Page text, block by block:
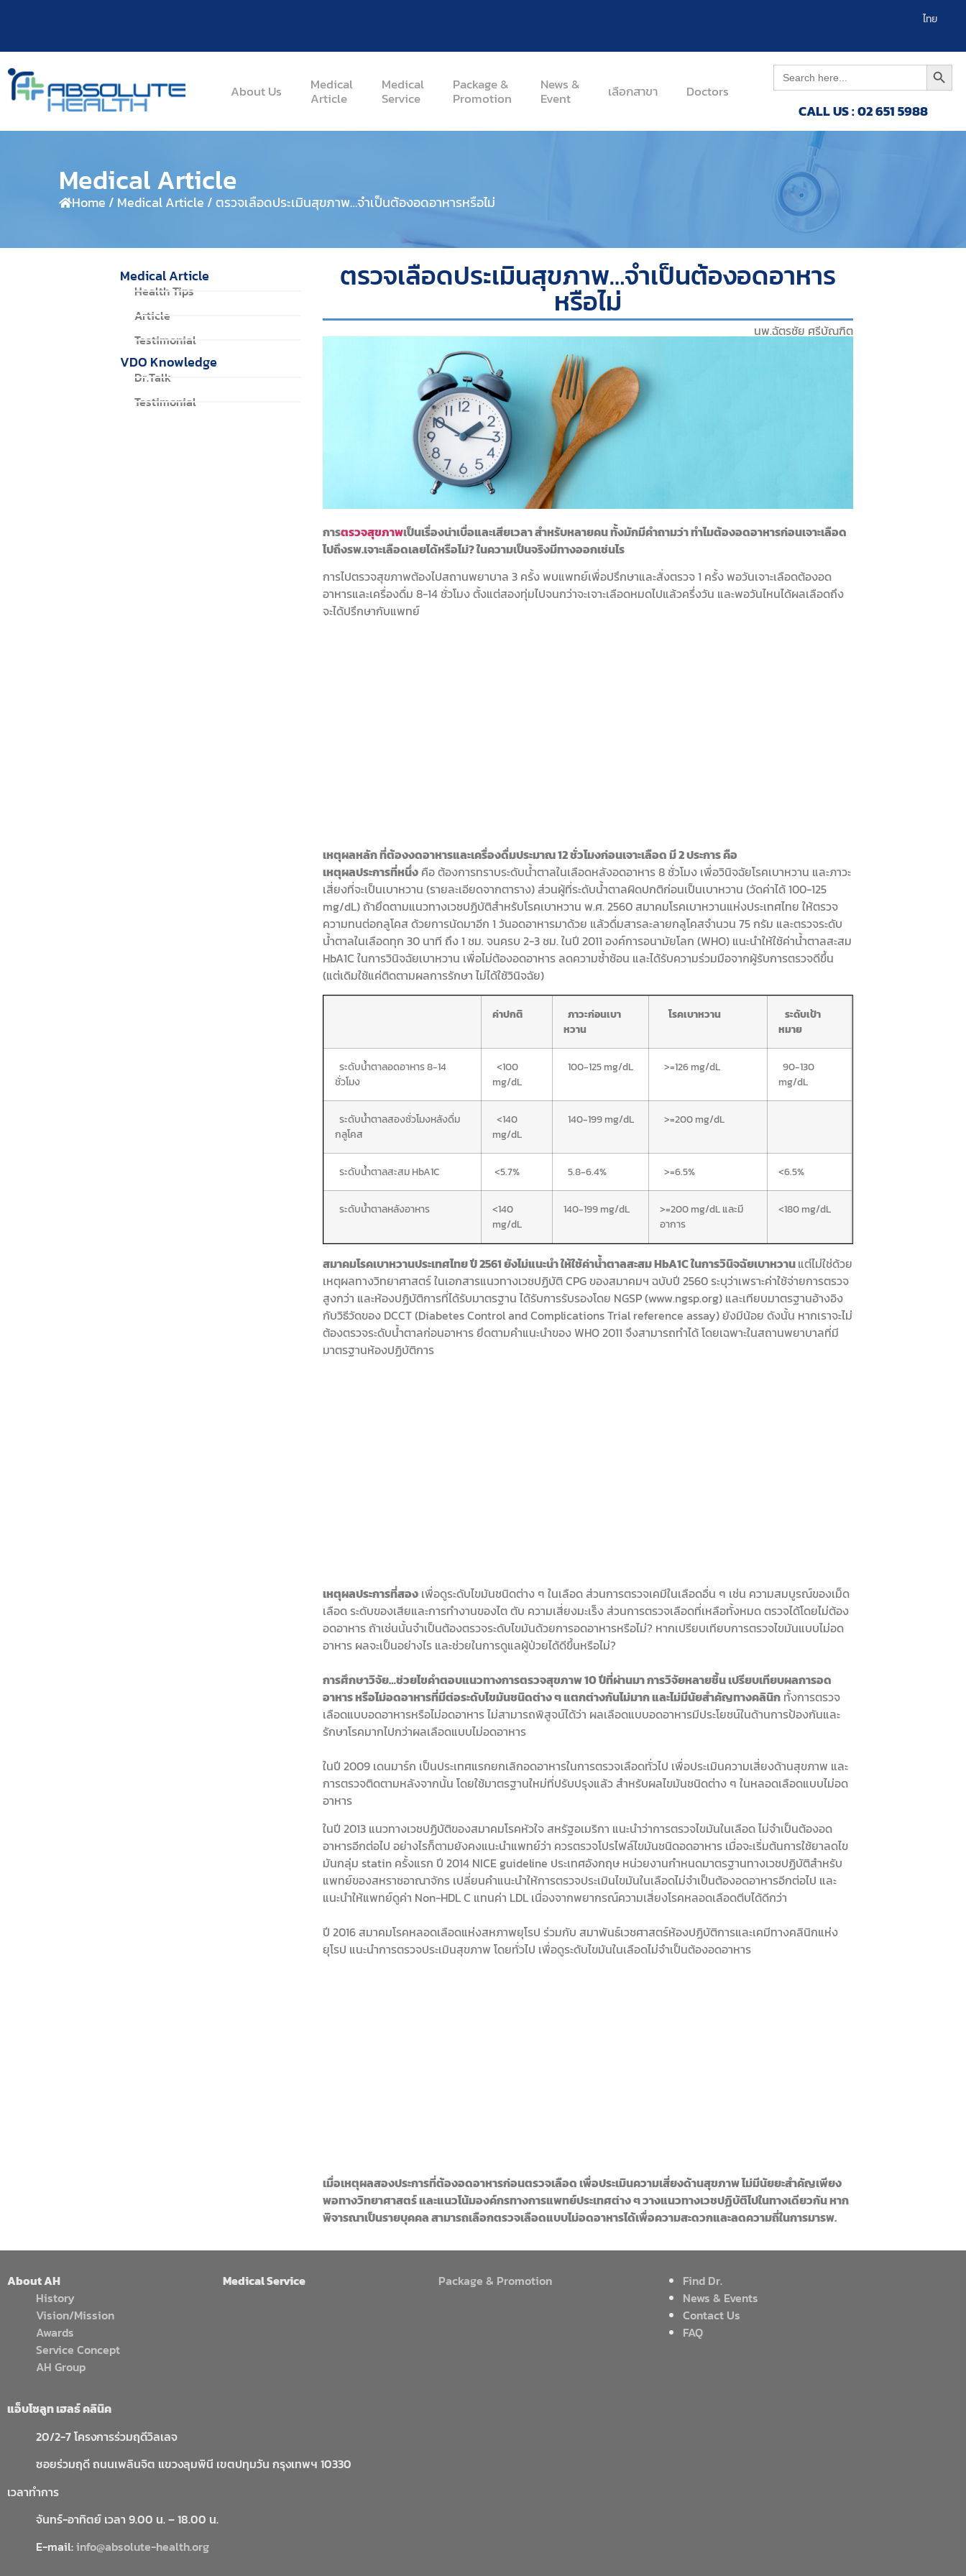
ไทย
English
About Us Medical
Article
Medical
Service
Package &
Promotion
News &
Event เลือกสาขา Doctors
Search
for:
CALL US : 02 651 5988
Medical Article
Home / Medical Article / ตรวจเลือดประเมินสุขภาพ…จำเป็นต้องอดอาหารหรือไม่
Medical Article
Health Tips
Article
Testimonial
VDO Knowledge
Dr.Talk
Testimonial
ตรวจเลือดประเมินสุขภาพ…จำเป็นต้องอดอาหาร
หรือไม่
นพ.ฉัตรชัย ศรีบัณฑิต
การตรวจสุขภาพเป็นเรื่องน่าเบื่อและเสียเวลา สำหรับหลายคน ทั้งมักมีคำถามว่า ทำไมต้องอดอาหารก่อนเจาะเลือด
ไปถึงรพ.เจาะเลือดเลยได้หรือไม่? ในความเป็นจริงมีทางออกเช่นไร
การไปตรวจสุขภาพต้องไปสถานพยาบาล 3 ครั้ง พบแพทย์เพื่อปรึกษาและสั่งตรวจ 1 ครั้ง พอวันเจาะเลือดต้องอด
อาหารและเครื่องดื่ม 8-14 ชั่วโมง ตั้งแต่สองทุ่มไปจนกว่าจะเจาะเลือดหมดไปแล้วครึ่งวัน และพอวันไหนได้ผลเลือดถึง
จะได้ปรึกษากับแพทย์
เหตุผลหลัก ที่ต้องงดอาหารและเครื่องดื่มประมาณ 12 ชั่วโมงก่อนเจาะเลือด มี 2 ประการ คือ
เหตุผลประการที่หนึ่ง คือ ต้องการทราบระดับน้ำตาลในเลือดหลังอดอาหาร 8 ชั่วโมง เพื่อวินิจฉัยโรคเบาหวาน และภาวะ
เสี่ยงที่จะเป็นเบาหวาน (รายละเอียดจากตาราง) ส่วนผู้ที่ระดับน้ำตาลผิดปกติก่อนเป็นเบาหวาน (วัดค่าได้ 100-125
mg/dL) ถ้ายึดตามแนวทางเวชปฏิบัติสำหรับโรคเบาหวาน พ.ศ. 2560 สมาคมโรคเบาหวานแห่งประเทศไทย ให้ตรวจ
ความทนต่อกลูโคส ด้วยการนัดมาอีก 1 วันอดอาหารมาด้วย แล้วดื่มสารละลายกลูโคสจำนวน 75 กรัม และตรวจระดับ
น้ำตาลในเลือดทุก 30 นาที ถึง 1 ชม. จนครบ 2-3 ชม. ในปี 2011 องค์การอนามัยโลก (WHO) แนะนำให้ใช้ค่าน้ำตาลสะสม
HbA1C ในการวินิจฉัยเบาหวาน เพื่อไม่ต้องอดอาหาร ลดความซ้ำซ้อน และได้รับความร่วมมือจากผู้รับการตรวจดีขึ้น
(แต่เดิมใช้แค่ติดตามผลการรักษา ไม่ได้ใช้วินิจฉัย)
ค่าปกติ
ภาวะก่อนเบา
หวาน
โรคเบาหวาน
ระดับเป้า
หมาย
ระดับน้ำตาลอดอาหาร 8-14
ชั่วโมง
<100
mg/dL
100-125 mg/dL >=126 mg/dL
90-130
mg/dL
ระดับน้ำตาลสองชั่วโมงหลังดื่ม
กลูโคส
<140
mg/dL
140-199 mg/dL >=200 mg/dL
ระดับน้ำตาลสะสม HbA1C <5.7% 5.8-6.4% >=6.5% <6.5%
ระดับน้ำตาลหลังอาหาร
<140
mg/dL
140-199 mg/dL
>=200 mg/dL และมี
อาการ
<180 mg/dL
สมาคมโรคเบาหวานประเทศไทย ปี 2561 ยังไม่แนะนำ ให้ใช้ค่าน้ำตาลสะสม HbA1C ในการวินิจฉัยเบาหวานแต่ไม่ใช่ด้วย
เหตุผลทางวิทยาศาสตร์ ในเอกสารแนวทางเวชปฏิบัติ CPG ของสมาคมฯ ฉบับปี 2560 ระบุว่าเพราะค่าใช้จ่ายการตรวจ
สูงกว่า และห้องปฏิบัติการที่ได้รับมาตรฐาน ได้รับการรับรองโดย NGSP (www.ngsp.org) และเทียบมาตรฐานอ้างอิง
กับวิธีวัดของ DCCT (Diabetes Control and Complications Trial reference assay) ยังมีน้อย ดังนั้น หากเราจะไม่
ต้องตรวจระดับน้ำตาลก่อนอาหาร ยึดตามคำแนะนำของ WHO 2011 จึงสามารถทำได้ โดยเฉพาะในสถานพยาบาลที่มี
มาตรฐานห้องปฏิบัติการ
เหตุผลประการที่สอง เพื่อดูระดับไขมันชนิดต่าง ๆ ในเลือด ส่วนการตรวจเคมีในเลือดอื่น ๆ เช่น ความสมบูรณ์ของเม็ด
เลือด ระดับของเสียและการทำงานของไต ตับ ความเสี่ยงมะเร็ง ส่วนการตรวจเลือดที่เหลือทั้งหมด ตรวจได้โดยไม่ต้อง
อดอาหาร ถ้าเช่นนั้นจำเป็นต้องตรวจระดับไขมันด้วยการอดอาหารหรือไม่? หากเปรียบเทียบการตรวจไขมันแบบไม่อด
อาหาร ผลจะเป็นอย่างไร และช่วยในการดูแลผู้ป่วยได้ดีขึ้นหรือไม่?
การศึกษาวิจัย…ช่วยไขคำตอบแนวทางการตรวจสุขภาพ10 ปีที่ผ่านมา การวิจัยหลายชิ้น เปรียบเทียบผลการอด
อาหาร หรือไม่อดอาหารที่มีต่อระดับไขมันชนิดต่าง ๆ แตกต่างกันไม่มากและไม่มีนัยสำคัญทางคลินิก ทั้งการตรวจ
เลือดแบบอดอาหารหรือไม่อดอาหาร ไม่สามารถพิสูจน์ได้ว่า ผลเลือดแบบอดอาหารมีประโยชน์ในด้านการป้องกันและ
รักษาโรคมากไปกว่าผลเลือดแบบไม่อดอาหาร
ในปี 2009 เดนมาร์ก เป็นประเทศแรกยกเลิกอดอาหารในการตรวจเลือดทั่วไป เพื่อประเมินความเสี่ยงด้านสุขภาพ และ
การตรวจติดตามหลังจากนั้น โดยใช้มาตรฐานใหม่ที่ปรับปรุงแล้ว สำหรับผลไขมันชนิดต่าง ๆ ในหลอดเลือดแบบไม่อด
อาหาร
ในปี 2013 แนวทางเวชปฏิบัติของสมาคมโรคหัวใจ สหรัฐอเมริกา แนะนำว่าการตรวจไขมันในเลือด ไม่จำเป็นต้องอด
อาหารอีกต่อไป อย่างไรก็ตามยังคงแนะนำแพทย์ว่า ควรตรวจโปรไฟล์ไขมันชนิดอดอาหาร เมื่อจะเริ่มต้นการใช้ยาลดไข
มันกลุ่ม statin ครั้งแรก ปี 2014 NICE guideline ประเทศอังกฤษ หน่วยงานกำหนดมาตรฐานทางเวชปฏิบัติสำหรับ
แพทย์ของสหราชอาณาจักร เปลี่ยนคำแนะนำให้การตรวจประเมินไขมันในเลือดไม่จำเป็นต้องอดอาหารอีกต่อไป และ
แนะนำให้แพทย์ดูค่า Non-HDL C แทนค่า LDL เนื่องจากพยากรณ์ความเสี่ยงโรคหลอดเลือดตีบได้ดีกว่า
ปี 2016 สมาคมโรคหลอดเลือดแห่งสหภาพยุโรป ร่วมกับ สมาพันธ์เวชศาสตร์ห้องปฏิบัติการและเคมีทางคลินิกแห่ง
ยุโรป แนะนำการตรวจประเมินสุขภาพ โดยทั่วไป เพื่อดูระดับไขมันในเลือดไม่จำเป็นต้องอดอาหาร
เมื่อเหตุผลสองประการที่ต้องอดอาหารก่อนตรวจเลือด เพื่อประเมินความเสี่ยงด้านสุขภาพไม่มีนัยยะสำคัญเพียง
พอทางวิทยาศาสตร์ และแนวโน้มองค์กรทางการแพทย์ประเทศต่าง ๆวางแนวทางเวชปฏิบัติไปในทางเดียวกัน หาก
พิจารณาเป็นรายบุคคลสามารถเลือกตรวจเลือดแบบไม่อดอาหารได้เพื่อความสะดวกและลดความถี่ในการมารพ.
About AH
History
Vision/Mission
Awards
Service Concept
AH Group
Medical Service Package & Promotion
Find Dr.
News & Events
Contact Us
FAQ
แอ็บโซลูท เฮลธ์ คลินิค
20/2-7 โครงการร่วมฤดีวิลเลจ
ซอยร่วมฤดี ถนนเพลินจิต แขวงลุมพินี เขตปทุมวัน กรุงเทพฯ 10330
เวลาทำการ
จันทร์-อาทิตย์ เวลา 9.00 น. – 18.00 น.
E-mail:info@absolute-health.org